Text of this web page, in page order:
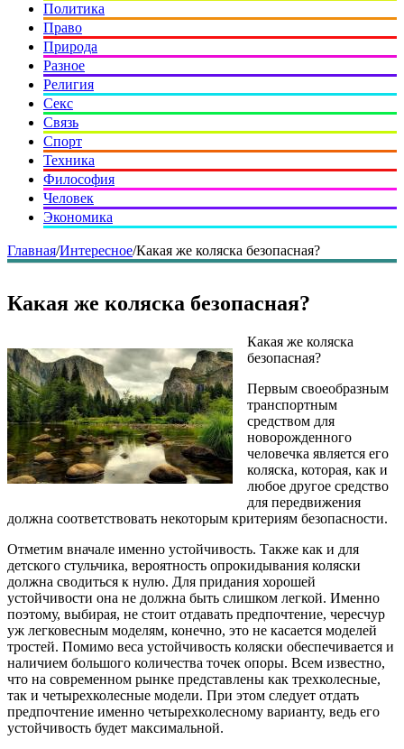
Политика
Право
Природа
Разное
Религия
Секс
Связь
Спорт
Техника
Философия
Человек
Экономика
Главная/Интересное/Какая же коляска безопасная?
Какая же коляска безопасная?
Какая же коляска
безопасная?
Первым своеобразным
транспортным
средством для
новорожденного
человечка является его
коляска, которая, как и
любое другое средство
для передвижения
должна соответствовать некоторым критериям безопасности.
Отметим вначале именно устойчивость. Также как и для
детского стульчика, вероятность опрокидывания коляски
должна сводиться к нулю. Для придания хорошей
устойчивости она не должна быть слишком легкой. Именно
поэтому, выбирая, не стоит отдавать предпочтение, чересчур
уж легковесным моделям, конечно, это не касается моделей
тростей. Помимо веса устойчивость коляски обеспечивается и
наличием большого количества точек опоры. Всем известно,
что на современном рынке представлены как трехколесные,
так и четырехколесные модели. При этом следует отдать
предпочтение именно четырехколесному варианту, ведь его
устойчивость будет максимальной.